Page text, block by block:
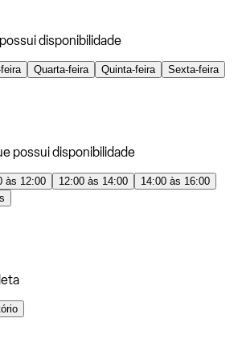
disponibilidade
Quarta-feira Quinta-feira
Sexta-feira
possui disponibilidade
às 12:00 12:00 às 14:00
14:00 às 16:00